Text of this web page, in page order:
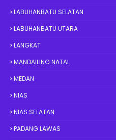
LABUHANBATU SELATAN
LABUHANBATU UTARA
LANGKAT
MANDAILING NATAL
MEDAN
NIAS
NIAS SELATAN
PADANG LAWAS